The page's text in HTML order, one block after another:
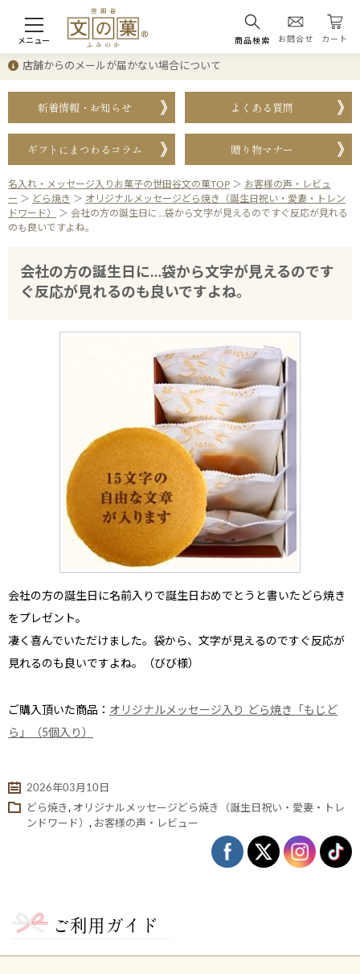
メニュー 商品検索 お問合せ カート
退職・異動の挨拶におすすめのお菓子ギ
店舗からのメールが届かない場合について
新着情報・お知らせ よくある質問
ギフトにまつわるコラム 贈り物マナー
名入れ・メッセージ入りお菓子の世田谷文の菓TOP ＞ お客様の声・レビュ
ー ＞ どら焼き ＞ オリジナルメッセージどら焼き（誕生日祝い・愛妻・トレン
ドワード）
＞ 会社の方の誕生日に…袋から文字が見えるのですぐ反応が見れる
のも良いですよね。
会社の方の誕生日に…袋から文字が見えるのです
ぐ反応が見れるのも良いですよね。
会社の方の誕生日 に名前入りで誕生日おめでとうと書いたどら焼き
をプレゼント。
凄く喜んでいただけました。 袋から、文字が見えるのですぐ反応が
見れるのも良いですよね。
（びび様）
ご購入頂いた商品： オリジナルメッセージ入り どら焼き「もじど
ら」（5個入り）
2026年03月10日
どら焼き, オリジナルメッセージどら焼き（誕生日祝い・愛妻・トレ
ンドワード） , お客様の声・レビュー
ご利用ガイド